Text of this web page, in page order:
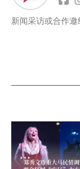
新闻采访或合作